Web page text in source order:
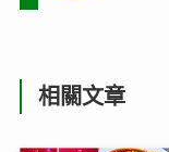
相關文章